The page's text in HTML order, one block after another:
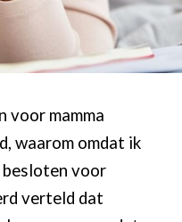
voor mamma
waarom omdat ik
besloten voor
verteld dat